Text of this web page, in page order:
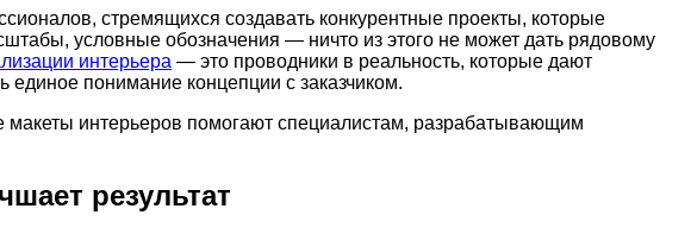
стремящихся создавать конкурентные проекты, которые
условные обозначения — ничто из этого не может дать рядовому
интерьера — это проводники в реальность, которые дают
единое понимание концепции с заказчиком.
макеты интерьеров помогают специалистам, разрабатывающим
результат